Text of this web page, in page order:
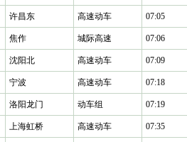
许昌东 高速动车 07:05
焦作 城际高速 07:06
沈阳北 高速动车 07:09
宁波 高速动车 07:18
洛阳龙门 动车组 07:19
上海虹桥 高速动车 07:35